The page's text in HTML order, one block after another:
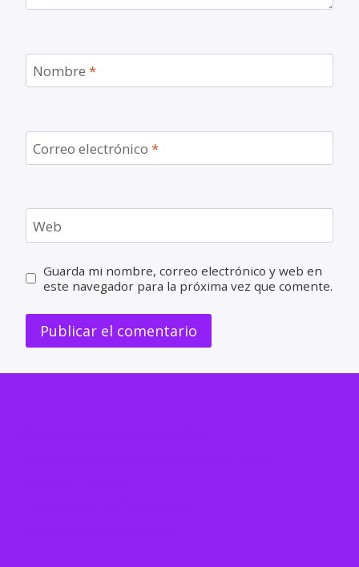
Nombre *
Correo electrónico *
Web
Guarda mi nombre, correo electrónico y web en
este navegador para la próxima vez que comente.